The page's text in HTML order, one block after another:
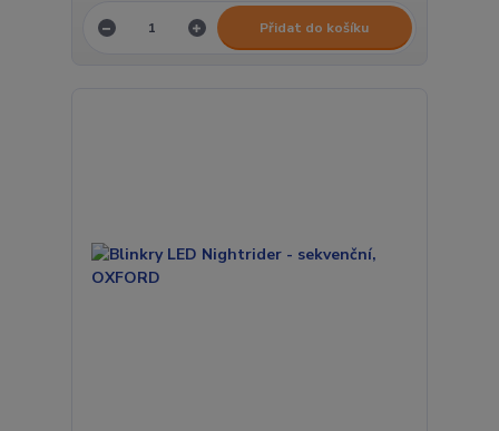
Přidat do košíku